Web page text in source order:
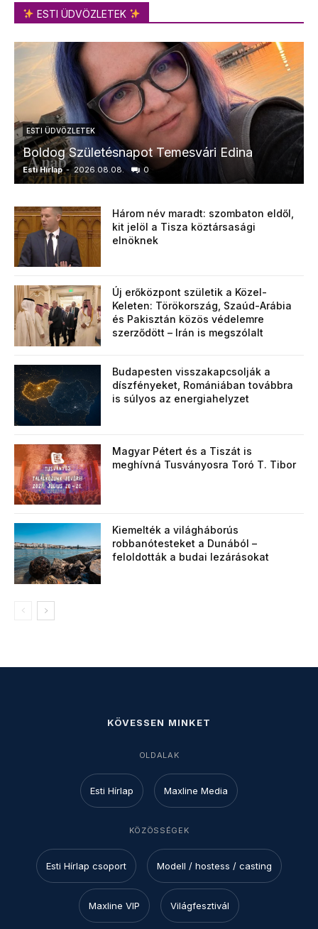
ESTI ÜDVÖZLETEK
ESTI ÜDVÖZLETEK
Boldog Születésnapot Temesvári Edina
Esti Hírlap - 2026.08.08. 0
Három név maradt: szombaton eldől,
kit jelöl a Tisza köztársasági
elnöknek
Új erőközpont születik a Közel-
Keleten: Törökország, Szaúd-Arábia
és Pakisztán közös védelemre
szerződött – Irán is megszólalt
Budapesten visszakapcsolják a
díszfényeket, Romániában továbbra
is súlyos az energiahelyzet
Magyar Pétert és a Tiszát is
meghívná Tusványosra Toró T. Tibor
Kiemelték a világháborús
robbanótesteket a Dunából –
feloldották a budai lezárásokat
KÖVESSEN MINKET
OLDALAK
Esti Hírlap Maxline Media
KÖZÖSSÉGEK
Esti Hírlap csoport Modell / hostess / casting
Maxline VIP Világfesztivál